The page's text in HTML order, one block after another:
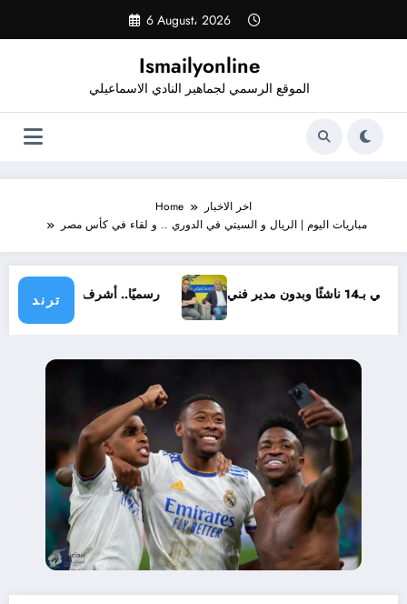
content
6 August، 2026
Ismailyonline
الموقع الرسمي لجماهير النادي الاسماعيلي
Home
اخر الاخبار
مباريات اليوم | الريال و السيتي في الدوري .. و لقاء في كأس مصر
ترند
رسميًا.. أشرف خضر ناشئًا وبدون مدير فني